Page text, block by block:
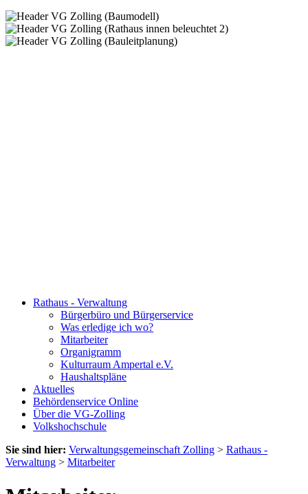
Rathaus - Verwaltung
Bürgerbüro und Bürgerservice
Was erledige ich wo?
Mitarbeiter
Organigramm
Kulturraum Ampertal e.V.
Haushaltspläne
Aktuelles
Behördenservice Online
Über die VG-Zolling
Volkshochschule
Sie sind hier: Verwaltungsgemeinschaft Zolling > Rathaus -
Verwaltung > Mitarbeiter